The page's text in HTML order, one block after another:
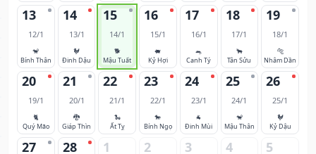
13
12/1
🐒
Bính Thân
14
13/1
🐓
Đinh Dậu
15
14/1
🐕
Mậu Tuất
16
15/1
🐖
Kỷ Hợi
17
16/1
🐀
Canh Tý
18
17/1
🐂
Tân Sửu
19
18/1
🐅
Nhâm Dần
20
19/1
🐈
Quý Mão
21
20/1
🐉
Giáp Thìn
22
21/1
🐍
Ất Tỵ
23
22/1
🐎
Bính Ngọ
24
23/1
🐐
Đinh Mùi
25
24/1
🐒
Mậu Thân
26
25/1
🐓
Kỷ Dậu
27 28 1 2 3 4 5